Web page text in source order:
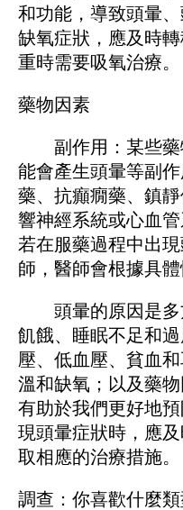
和功能，導致頭暈
缺氧症狀，應及時
重時需要吸氧治療。
藥物因素
副作用：某些藥
能會產生頭暈等副
藥、抗癲癇藥、鎮
響神經系統或心血管
若在服藥過程中出
師，醫師會根據具體
頭暈的原因是多
飢餓、睡眠不足和
壓、低血壓、貧血
溫和缺氧；以及藥
有助於我們更好地
現頭暈症狀時，應
取相應的治療措施。
調查：你喜歡什麼類